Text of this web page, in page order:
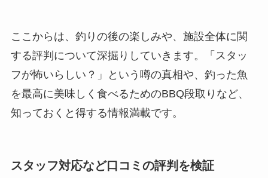
ここからは、釣りの後の楽しみや、施設全体に関
する評判について深掘りしていきます。「スタッ
フが怖いらしい？」という噂の真相や、釣った魚
を最高に美味しく食べるためのBBQ段取りなど、
知っておくと得する情報満載です。
スタッフ対応など口コミの評判を検証